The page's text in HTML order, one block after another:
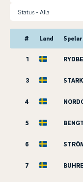
Status
# Land
1
3
4
5
6
7